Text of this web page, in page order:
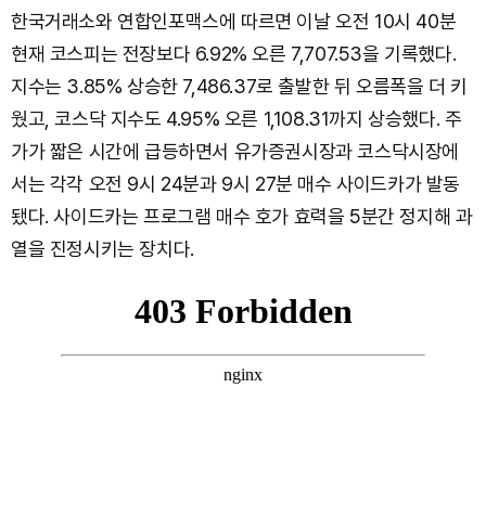
한국거래소와 연합인포맥스에 따르면 이날 오전 10시 40분
현재 코스피는 전장보다 6.92% 오른 7,707.53을 기록했다.
지수는 3.85% 상승한 7,486.37로 출발한 뒤 오름폭을 더 키
웠고, 코스닥 지수도 4.95% 오른 1,108.31까지 상승했다. 주
가가 짧은 시간에 급등하면서 유가증권시장과 코스닥시장에
서는 각각 오전 9시 24분과 9시 27분 매수 사이드카가 발동
됐다. 사이드카는 프로그램 매수 호가 효력을 5분간 정지해 과
열을 진정시키는 장치다.